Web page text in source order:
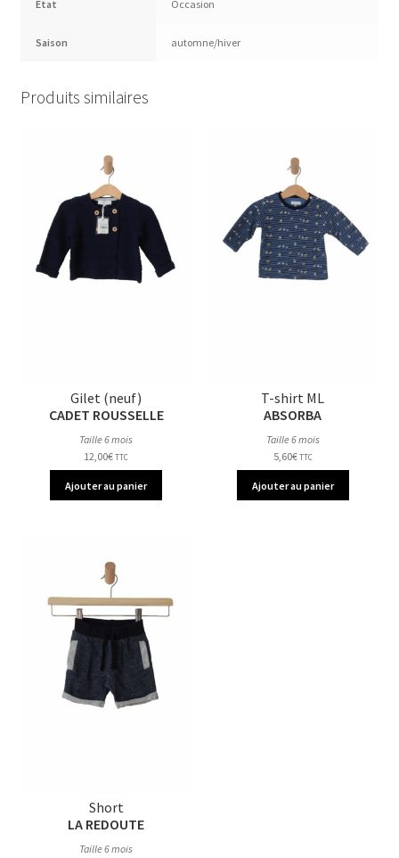
Etat Occasion
Saison automne/hiver
Produits similaires
Gilet (neuf)
CADET ROUSSELLE
Taille 6 mois
12,00€ TTC
Ajouter au panier
T-shirt ML
ABSORBA
Taille 6 mois
5,60€ TTC
Ajouter au panier
Short
LA REDOUTE
Taille 6 mois